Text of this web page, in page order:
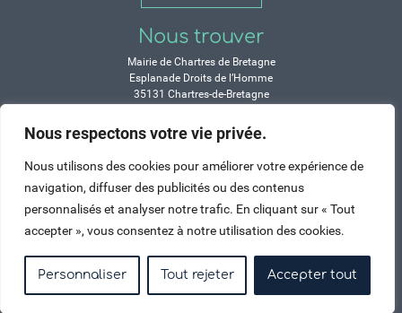
Nous respectons votre vie privée.
Nous utilisons des cookies pour améliorer votre expérience de
navigation, diffuser des publicités ou des contenus
personnalisés et analyser notre trafic. En cliquant sur « Tout
accepter », vous consentez à notre utilisation des cookies.
Personnaliser Tout rejeter Accepter tout
Nous trouver
Mairie de Chartres de Bretagne
Esplanade Droits de l’Homme
35131 Chartres-de-Bretagne
Horaires
Durant les congés d’été :
de 9h à 12h et de 14h à 17h
Jeudi : de 9h à 12h et de 15h à 17h